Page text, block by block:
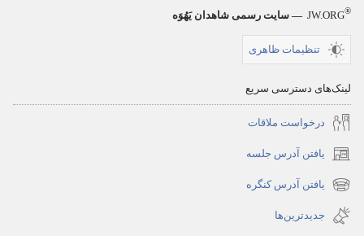
JW.ORG® — سایت رسمی شاهدان یَهُوَه
تنظیمات ظاهری
لینک‌های دسترسی سریع
درخواست ملاقات
یافتن آدرس جلسه
(پنجره‌ای
جدید
می‌شود)
یافتن آدرس کنگره
(پنجره‌ای
جدید
باز
جدیدترین‌ها